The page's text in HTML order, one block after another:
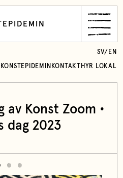
KONTAKT HYR LOKAL
SV/ EN
av Konst Zoom •
dag 2023